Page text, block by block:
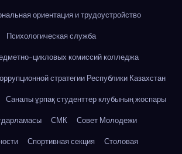
ориентация и трудоустройство
Психологическая служба
цикловых комиссий колледжа
стратегии Республики Казахстан
Саналы ұрпақ студенттер клубының жоспары
СМК
Совет Молодежи
Спортивная секция Столовая